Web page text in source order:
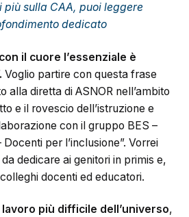
più sulla CAA, puoi leggere
dedicato
il cuore l’essenziale è
Voglio partire con questa frase
alla diretta di ASNOR nell’ambito
e il rovescio dell’istruzione e
con il gruppo BES –
per l’inclusione”. Vorrei
dedicare ai genitori in primis e,
docenti ed educatori.
più difficile dell’universo,